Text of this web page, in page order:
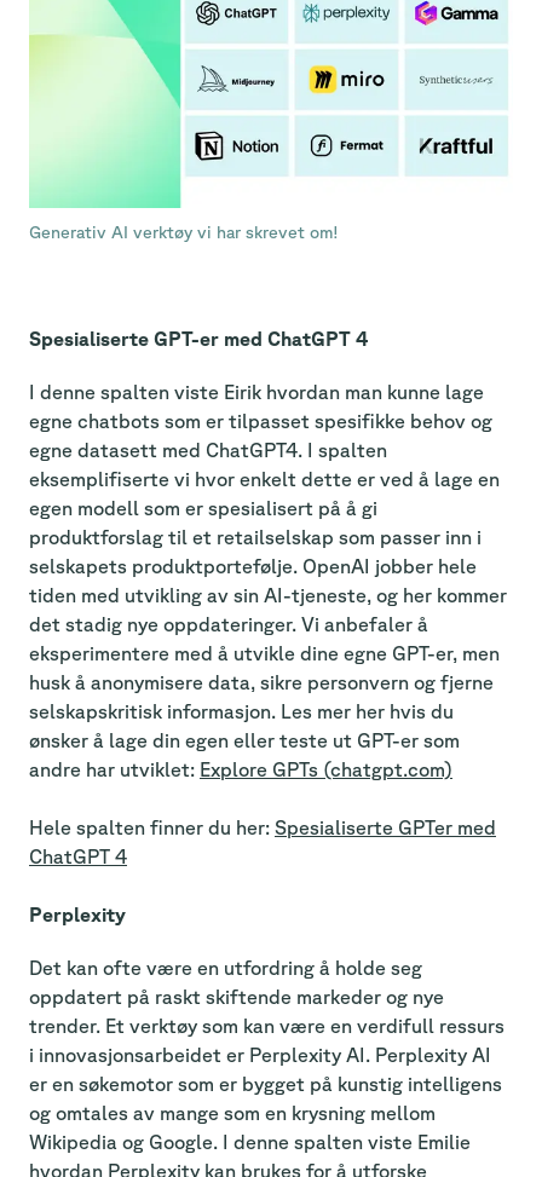
Generativ AI verktøy vi har skrevet om!
Spesialiserte GPT-er med ChatGPT 4
I denne spalten viste Eirik hvordan man kunne lage
egne chatbots som er tilpasset spesifikke behov og
egne datasett med ChatGPT4. I spalten
eksemplifiserte vi hvor enkelt dette er ved å lage en
egen modell som er spesialisert på å gi
produktforslag til et retailselskap som passer inn i
selskapets produktportefølje. OpenAI jobber hele
tiden med utvikling av sin AI-tjeneste, og her kommer
det stadig nye oppdateringer. Vi anbefaler å
eksperimentere med å utvikle dine egne GPT-er, men
husk å anonymisere data, sikre personvern og fjerne
selskapskritisk informasjon. Les mer her hvis du
ønsker å lage din egen eller teste ut GPT-er som
andre har utviklet: Explore GPTs (chatgpt.com)
Hele spalten finner du her: Spesialiserte GPTer med
ChatGPT 4
Perplexity
Det kan ofte være en utfordring å holde seg
oppdatert på raskt skiftende markeder og nye
trender. Et verktøy som kan være en verdifull ressurs
i innovasjonsarbeidet er Perplexity AI. Perplexity AI
er en søkemotor som er bygget på kunstig intelligens
og omtales av mange som en krysning mellom
Wikipedia og Google. I denne spalten viste Emilie
hvordan Perplexity kan brukes for å utforske